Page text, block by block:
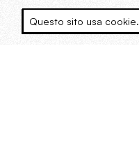
Questo sito usa cookie.